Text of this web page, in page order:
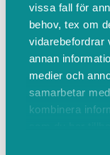
vissa fall för
behov, tex om
vidarebefordrar
annan
medier och
samarbetar
kombinera